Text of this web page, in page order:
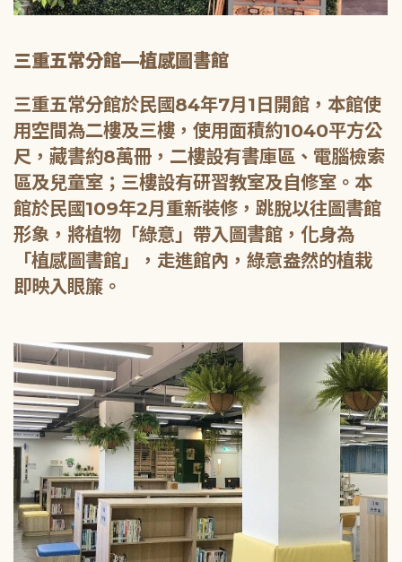
三重五常分館—植感圖書館
三重五常分館於民國84年7月1日開館，本館使
用空間為二樓及三樓，使用面積約1040平方公
尺，藏書約8萬冊，二樓設有書庫區、電腦檢索
區及兒童室；三樓設有研習教室及自修室。本
館於民國109年2月重新裝修，跳脫以往圖書館
形象，將植物「綠意」帶入圖書館，化身為
「植感圖書館」，走進館內，綠意盎然的植栽
即映入眼簾。